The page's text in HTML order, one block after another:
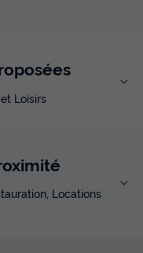
Loisirs
Locations